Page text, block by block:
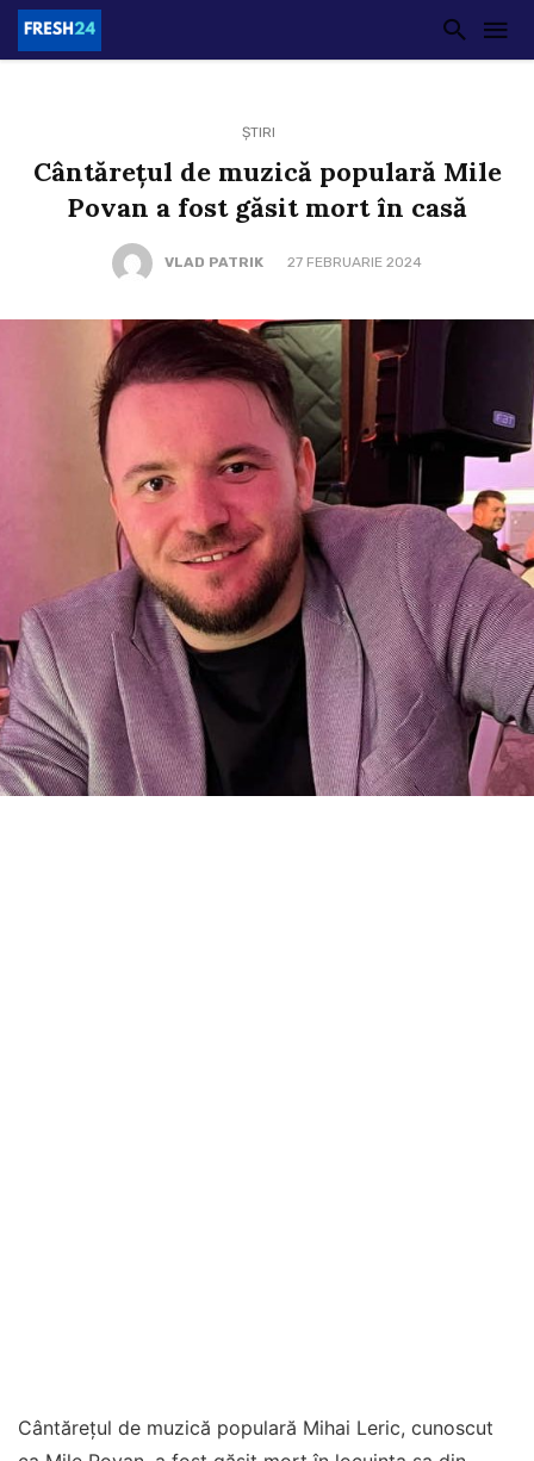
ȘTIRI
Cântărețul de muzică populară Mile
Povan a fost găsit mort în casă
VLAD PATRIK 27 FEBRUARIE 2024
Cântărețul de muzică populară Mihai Leric, cunoscut